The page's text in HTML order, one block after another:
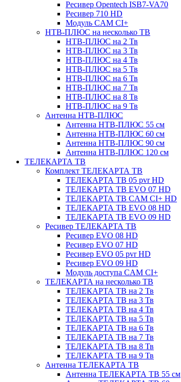
Ресивер Opentech ISB7-VA70
Ресивер 710 HD
Модуль CAM CI+
НТВ-ПЛЮС на несколько ТВ
НТВ-ПЛЮС на 2 Тв
НТВ-ПЛЮС на 3 Тв
НТВ-ПЛЮС на 4 Тв
НТВ-ПЛЮС на 5 Тв
НТВ-ПЛЮС на 6 Тв
НТВ-ПЛЮС на 7 Тв
НТВ-ПЛЮС на 8 Тв
НТВ-ПЛЮС на 9 Тв
Антенна НТВ-ПЛЮС
Антенна НТВ-ПЛЮС 55 см
Антенна НТВ-ПЛЮС 60 см
Антенна НТВ-ПЛЮС 90 см
Антенна НТВ-ПЛЮС 120 см
ТЕЛЕКАРТА ТВ
Комплект ТЕЛЕКАРТА ТВ
ТЕЛЕКАРТА ТВ 05 pvr HD
ТЕЛЕКАРТА ТВ EVO 07 HD
ТЕЛЕКАРТА ТВ CAM CI+ HD
ТЕЛЕКАРТА ТВ EVO 08 HD
ТЕЛЕКАРТА ТВ EVO 09 HD
Ресивер ТЕЛЕКАРТА ТВ
Ресивер EVO 08 HD
Ресивер EVO 07 HD
Ресивер EVO 05 pvr HD
Ресивер EVO 09 HD
Модуль доступа CAM CI+
ТЕЛЕКАРТА на несколько ТВ
ТЕЛЕКАРТА ТВ на 2 Тв
ТЕЛЕКАРТА ТВ на 3 Тв
ТЕЛЕКАРТА ТВ на 4 Тв
ТЕЛЕКАРТА ТВ на 5 Тв
ТЕЛЕКАРТА ТВ на 6 Тв
ТЕЛЕКАРТА ТВ на 7 Тв
ТЕЛЕКАРТА ТВ на 8 Тв
ТЕЛЕКАРТА ТВ на 9 Тв
Антенна ТЕЛЕКАРТА ТВ
Антенна ТЕЛЕКАРТА ТВ 55 см